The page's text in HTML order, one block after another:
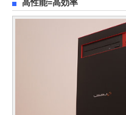
高性能=高効率